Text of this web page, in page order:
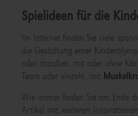
Spielideen für die
Im Internet finden Sie viele
die Gestaltung einer
oder draußen, mit oder ohne
Team oder einzeln, mit
Wie immer finden Sie am Ende
Artikel mit weiteren